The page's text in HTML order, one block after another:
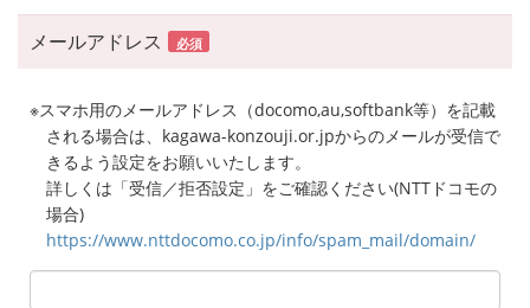
メールアドレス 必須
※スマホ用のメールアドレス（docomo,au,softbank等）を記載
される場合は、kagawa-konzouji.or.jpからのメールが受信で
きるよう設定をお願いいたします。
詳しくは「受信／拒否設定」をご確認ください(NTTドコモの
場合)
https://www.nttdocomo.co.jp/info/spam_mail/domain/